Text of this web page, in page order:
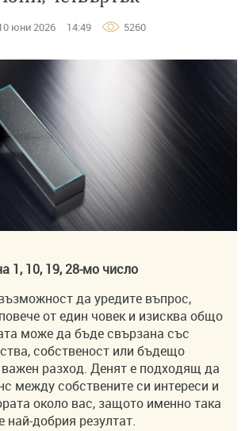
юни 2026 14:49 5260
1, 10, 19, 28-мо число
да уредите въпрос,
от един човек и изисква общо
може да бъде свързана със
собственост или бъдещо
разход. Денят е подходящ да
между собствените си интереси и
около вас, защото именно така
най-добрия резултат.